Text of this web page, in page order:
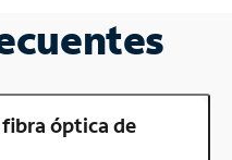
óptica de